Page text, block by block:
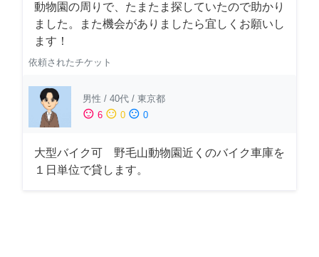
動物園の周りで、たまたま探していたので助かり
ました。また機会がありましたら宜しくお願いし
ます！
依頼されたチケット
男性 / 40代 / 東京都
sentiment_satisfied 6 sentiment_neutral 0 sentiment_dissatisfied 0
大型バイク可 野毛山動物園近くのバイク車庫を
１日単位で貸します。